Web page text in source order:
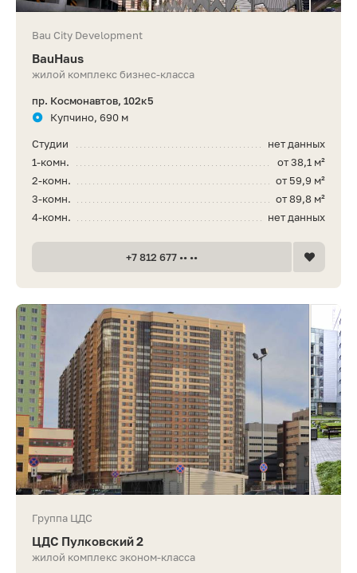
Bau City Development
BauHaus
жилой комплекс бизнес-класса
пр. Космонавтов, 102к5
Купчино, 690 м
нет данных
Студии
от 38,1 м²
1-комн.
от 59,9 м²
2-комн.
от 89,8 м²
3-комн.
нет данных
4-комн.
+7 812 677 •• ••
Группа ЦДС
ЦДС Пулковский 2
жилой комплекс эконом-класса